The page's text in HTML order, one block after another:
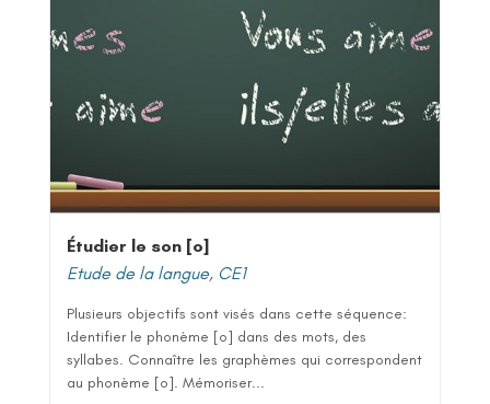
Étudier le son [o]
Etude de la langue, CE1
Plusieurs objectifs sont visés dans cette séquence:
Identifier le phonème [o] dans des mots, des
syllabes. Connaître les graphèmes qui correspondent
au phonème [o]. Mémoriser...